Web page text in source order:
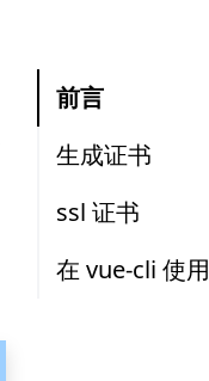
前言
生成证书
ssl 证书
在 vue-cli 使用